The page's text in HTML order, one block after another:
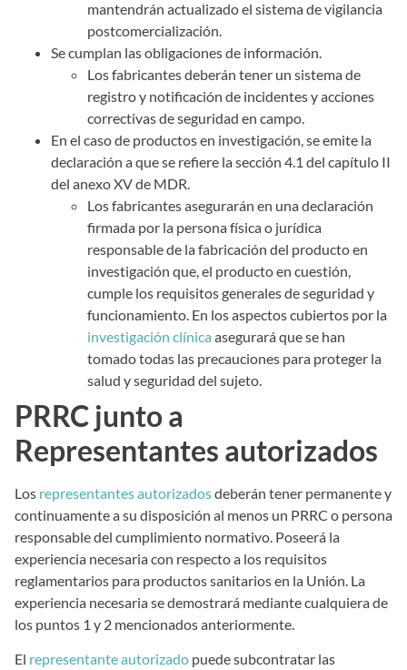
mantendrán actualizado el sistema de vigilancia
postcomercialización.
Se cumplan las obligaciones de información.
Los fabricantes deberán tener un sistema de
registro y notificación de incidentes y acciones
correctivas de seguridad en campo.
En el caso de productos en investigación, se emite la
declaración a que se refiere la sección 4.1 del capítulo II
del anexo XV de MDR.
Los fabricantes asegurarán en una declaración
firmada por la persona física o jurídica
responsable de la fabricación del producto en
investigación que, el producto en cuestión,
cumple los requisitos generales de seguridad y
funcionamiento. En los aspectos cubiertos por la
investigación clínica asegurará que se han
tomado todas las precauciones para proteger la
salud y seguridad del sujeto.
PRRC junto a
Representantes autorizados
Los representantes autorizadosdeberán tener permanente y
continuamente a su disposición al menos un PRRC o persona
responsable del cumplimiento normativo. Poseerá la
experiencia necesaria con respecto a los requisitos
reglamentarios para productos sanitarios en la Unión. La
experiencia necesaria se demostrará mediante cualquiera de
los puntos 1 y 2 mencionados anteriormente.
El representante autorizado puede subcontratar las